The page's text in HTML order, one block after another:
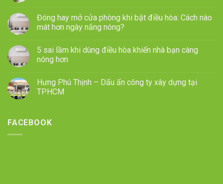
Đóng hay mở cửa phòng khi bật điều hòa: Cách nào
mát hơn ngày nắng nóng?
5 sai lầm khi dùng điều hòa khiến nhà bạn càng
nóng hơn
Hưng Phú Thịnh – Dấu ấn công ty xây dựng tại
TPHCM
FACEBOOK